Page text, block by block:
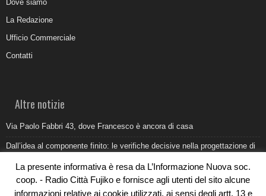
Dove siamo
La Redazione
Ufficio Commerciale
Contatti
Altre notizie
Via Paolo Fabbri 43, dove Francesco è ancora di casa
Dall’idea al componente finito: le verifiche decisive nella progettazione di
Belvedere Marittimo e il report ARPACAL 2026 sulla qualità del mare
La presente informativa è resa da L’Informazione Nuova soc.
coop. - Radio Città Fujiko e fornisce agli utenti del sito alcune
informazioni relative ai cookie utilizzati, ai sensi degli artt. 13 e